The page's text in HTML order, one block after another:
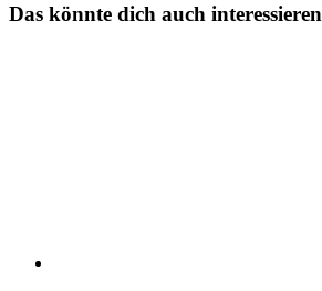
Das könnte dich auch interessieren